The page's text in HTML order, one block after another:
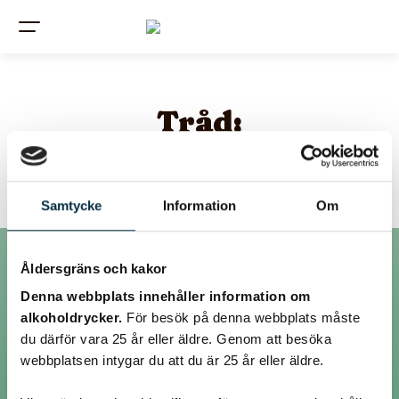
Samtycke Information Om
Åldersgräns och kakor
Denna webbplats innehåller information om
alkoholdrycker. För besök på denna webbplats måste
du därför vara 25 år eller äldre. Genom att besöka
webbplatsen intygar du att du är 25 år eller äldre.
Tråd:
Sås till lutfisken
Inlägg